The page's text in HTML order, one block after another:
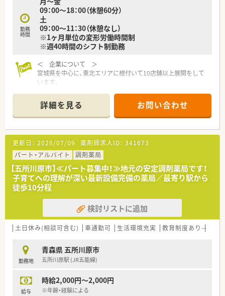
勤務
時間
09：00～18：00（休憩60分）
土
09：00～11：30（休憩なし）
※1ヶ月単位の変形労働時間制
※週40時間のシフト制勤務
＜ 企業について ＞
宮城県を中心に、東北エリアに根付いて10店舗以上展開をして
います。
です。
調剤薬局の運営にとどまらず、福祉・介護事業にも参入してお
り、会社としての安定感もございます。
『 地域社会に根差した調剤薬局 』
このモットーを掲げ、より多くの時間をご利用いただく皆様に費
やせるよう、服薬指導・在宅医療に力を入れています。
そのため、最新機器の導入を積極的に行い、薬物事故防止はもち
ろん、業務効率化を図っております。
＜ 教育制度・設備充実！ ＞
教育に力を入れており、本社研修やセミナー、勉強会など様々な
取り組みを行っています。
若年層のスタッフが仕事をしながらステップアップ出来るよう
な環境を整えています。
また、業務効率化のため、最新機器の導入を積極的に行い、薬物
様との時間に変えるよう努めております。
＜ 薬局の特徴 ＞
管理薬剤師は40代の男性でとても優しく温厚で、経験が浅くても
しっかり教えてくださる方です◎
詳細を見る お問い合わせ
更新日： 2026/07/09 薬剤師求人ID： 341673
パート・アルバイト
調剤薬局
【五所川原市】≪パート募集中！≫地元の安定調剤薬局です！
子育てへの理解が深い最新設備完備の薬局／最寄り駅から
徒歩10分程
検討リストに追加
土日休み(相談可含む) 車通勤可 生活環境充実 教育制度あり
勤務地
青森県 五所川原市
五所川原駅 (JR五能線)
給与
時給2,000円～2,000円
※年齢・経験による